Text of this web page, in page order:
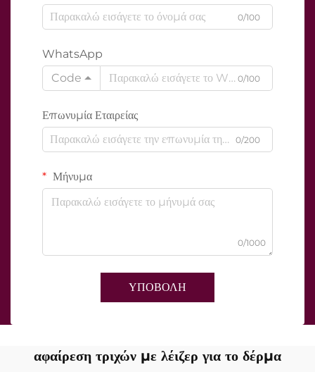
0/100
WhatsApp
Code
0/100
Επωνυμία Εταιρείας
0/200
Μήνυμα
0/1000
ΥΠΟΒΟΛΗ
αφαίρεση τριχών με λέιζερ για το δέρμα